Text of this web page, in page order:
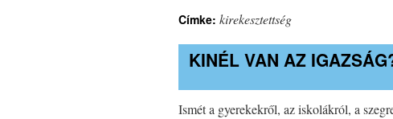
Címke: kirekesztettség
KINÉL VAN AZ
Ismét a gyerekekről, az iskolákról, a